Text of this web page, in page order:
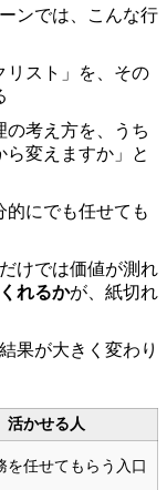
ンでは、こんな行
リスト」を、その
の考え方を、うち
変えますか」と
的にでも任せても
けでは価値が測れ
れるかが、紙切れ
果が大きく変わり
活かせる人
を任せてもらう入口